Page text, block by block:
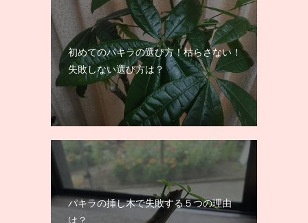
初めてのパキラの選び方！枯らさない！
失敗しない選び方は？
パキラの挿し木で失敗する５つの理由
は？